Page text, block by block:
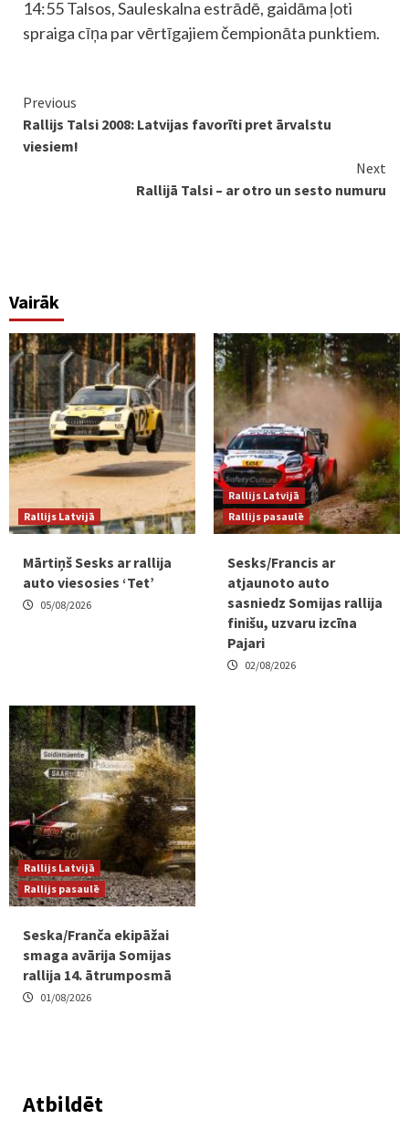
14:55 Talsos, Sauleskalna estrādē, gaidāma ļoti
spraiga cīņa par vērtīgajiem čempionāta punktiem.
Continue
Reading
Previous
Rallijs Talsi 2008: Latvijas favorīti pret ārvalstu
viesiem!
Next
Rallijā Talsi – ar otro un sesto numuru
Vairāk
Rallijs Latvijā
Mārtiņš Sesks ar rallija
auto viesosies ‘Tet’
05/08/2026
Rallijs Latvijā
Rallijs pasaulē
Sesks/Francis ar
atjaunoto auto
sasniedz Somijas rallija
finišu, uzvaru izcīna
Pajari
02/08/2026
Rallijs Latvijā
Rallijs pasaulē
Seska/Franča ekipāžai
smaga avārija Somijas
rallija 14. ātrumposmā
01/08/2026
Atbildēt